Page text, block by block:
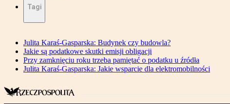
Tagi
Julita Karaś-Gasparska: Budynek czy budowla?
Jakie są podatkowe skutki emisji obligacji
Przy zamknięciu roku trzeba pamiętać o podatku u źródła
Julita Karaś-Gasparska: Jakie wsparcie dla elektromobilności